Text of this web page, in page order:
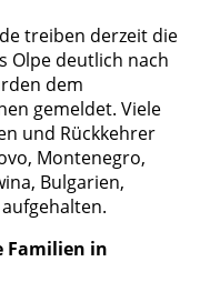
treiben derzeit die
Olpe deutlich nach
dem
gemeldet. Viele
und Rückkehrer
Montenegro,
Bulgarien,
Familien in